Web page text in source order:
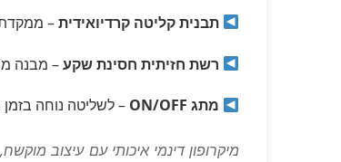
תבנית קליטה קרדיואידית–
רשת חזיתית חסינת שקע– מבנה
מתג ON/OFF – לשליטה נוחה
מיקרופון דינמי איכותי עם עיצוב